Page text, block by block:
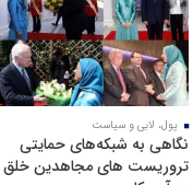
پول، لابی و سیاست
نگاهی به شبکه‌های حمایتی
تروریست های مجاهدین خلق